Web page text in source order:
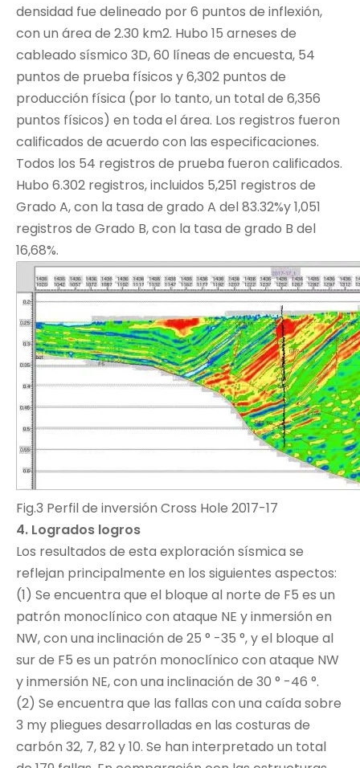
densidad fue delineado por 6 puntos de inflexión,
con un área de 2.30 km2. Hubo 15 arneses de
cableado sísmico 3D, 60 líneas de encuesta, 54
puntos de prueba físicos y 6,302 puntos de
producción física (por lo tanto, un total de 6,356
puntos físicos) en toda el área. Los registros fueron
calificados de acuerdo con las especificaciones.
Todos los 54 registros de prueba fueron calificados.
Hubo 6.302 registros, incluidos 5,251 registros de
Grado A, con la tasa de grado A del 83.32%y 1,051
registros de Grado B, con la tasa de grado B del
16,68%.
Fig.3 Perfil de inversión Cross Hole 2017-17
4. Logrados logros
Los resultados de esta exploración sísmica se
reflejan principalmente en los siguientes aspectos:
(1) Se encuentra que el bloque al norte de F5 es un
patrón monoclínico con ataque NE y inmersión en
NW, con una inclinación de 25 ° -35 °, y el bloque al
sur de F5 es un patrón monoclínico con ataque NW
y inmersión NE, con una inclinación de 30 ° -46 °.
(2) Se encuentra que las fallas con una caída sobre
3 my pliegues desarrolladas en las costuras de
carbón 32, 7, 82 y 10. Se han interpretado un total